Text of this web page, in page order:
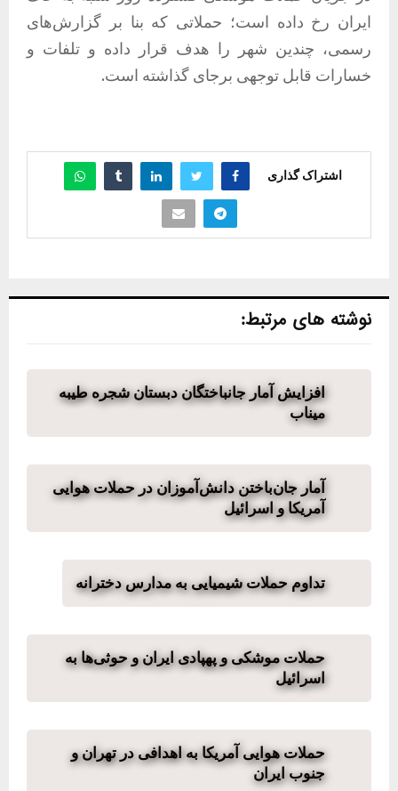
ایران رخ داده است؛ حملاتی که بنا بر گزارش‌های
رسمی، چندین شهر را هدف قرار داده و تلفات و
خسارات قابل توجهی برجای گذاشته است.
اشتراک گذاری
نوشته های مرتبط:
افزایش آمار جانباختگان دبستان شجره طیبه
میناب
آمار جان‌باختن دانش‌آموزان در حملات هوایی
آمریکا و اسرائیل
تداوم حملات شیمیایی به مدارس دخترانه
حملات موشکی و پهپادی ایران و حوثی‌ها به
اسرائیل
حملات هوایی آمریکا به اهدافی در تهران و
جنوب ایران